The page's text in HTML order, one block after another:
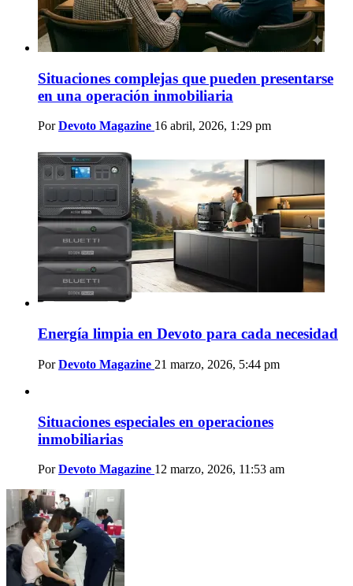
Situaciones complejas que pueden presentarse
en una operación inmobiliaria
Por Devoto Magazine 16 abril, 2026, 1:29 pm
Energía limpia en Devoto para cada necesidad
Por Devoto Magazine 21 marzo, 2026, 5:44 pm
Situaciones especiales en operaciones
inmobiliarias
Por Devoto Magazine 12 marzo, 2026, 11:53 am